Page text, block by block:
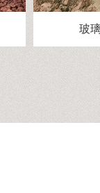
定